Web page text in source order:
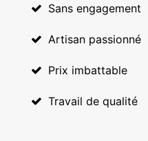
Sans engagement
Artisan passionné
Prix imbattable
Travail de qualité